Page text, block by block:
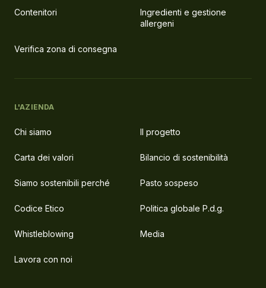
Contenitori
Ingredienti e gestione
allergeni
Verifica zona di consegna
L'AZIENDA
Chi siamo Il progetto
Carta dei valori Bilancio di sostenibilità
Siamo sostenibili perché Pasto sospeso
Codice Etico Politica globale P.d.g.
Whistleblowing Media
Lavora con noi